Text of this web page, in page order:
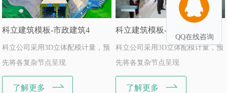
科立建筑模板-市政建筑4
科立公司采用3D立体配模计量，预
先将各复杂节点呈现
了解更多
科立建筑模板-市政建筑2
科立公司采用3D立体配模计量，预
先将各复杂节点呈现
了解更多
QQ在线咨询